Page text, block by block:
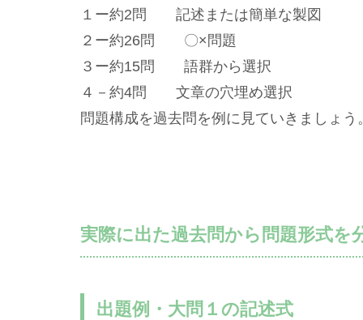
１ー約2問 記述または簡単な製図
２ー約26問 〇×問題
３ー約15問 語群から選択
４－約4問 文章の穴埋め選択
問題構成を過去問を例に見ていきましょう
実際に出た過去問から問題形式を
出題例・大問１の記述式